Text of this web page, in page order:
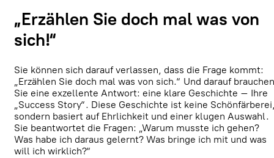
„Erzählen Sie doch mal was von
sich!“
Sie können sich darauf verlassen, dass die Frage kommt:
„Erzählen Sie doch mal was von sich.“ Und darauf brauchen
Sie eine exzellente Antwort: eine klare Geschichte – Ihre
„Success Story“. Diese Geschichte ist keine
sondern basiert auf Ehrlichkeit und einer klugen Auswahl.
Sie beantwortet die Fragen: „Warum musste ich gehen?
Was habe ich daraus gelernt? Was bringe ich mit und was
will ich wirklich?“